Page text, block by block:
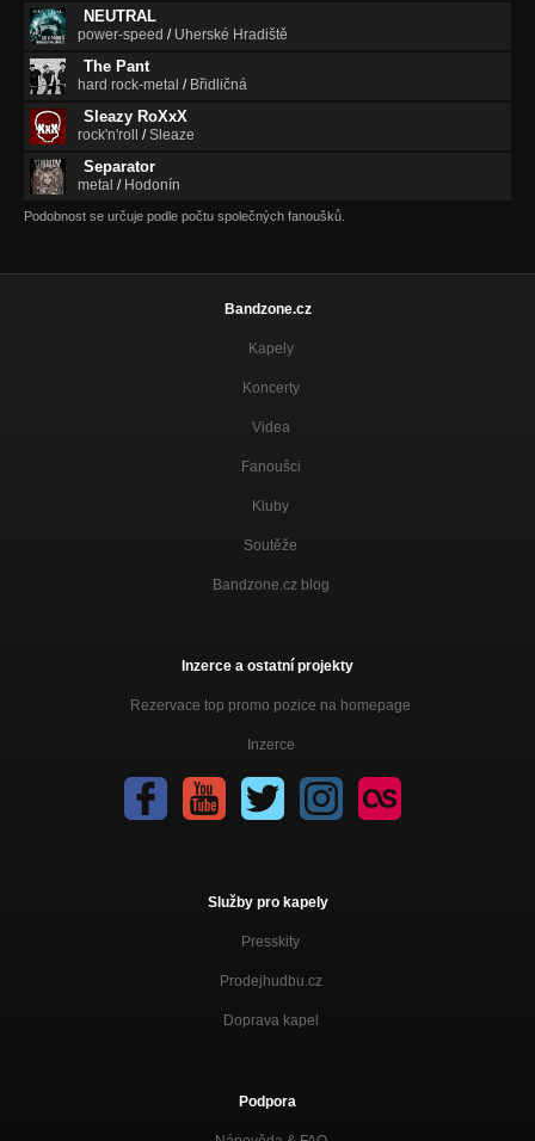
NEUTRAL
power-speed / Uherské Hradiště
The Pant
hard rock-metal / Břidličná
Sleazy RoXxX
rock'n'roll /Sleaze
Separator
metal / Hodonín
Podobnost se určuje podle počtu společných fanoušků.
Bandzone.cz
Kapely
Koncerty
Videa
Fanoušci
Kluby
Soutěže
Bandzone.cz blog
Inzerce a ostatní projekty
Rezervace top promo pozice na homepage
Inzerce
Služby pro kapely
Presskity
Prodejhudbu.cz
Doprava kapel
Podpora